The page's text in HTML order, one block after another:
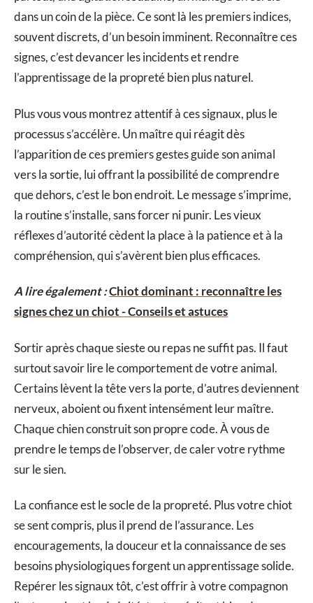
dans un coin de la pièce. Ce sont là les premiers indices,
souvent discrets, d’un besoin imminent. Reconnaître ces
signes, c’est devancer les incidents et rendre
l’apprentissage de la propreté bien plus naturel.
Plus vous vous montrez attentif à ces signaux, plus le
processus s’accélère. Un maître qui réagit dès
l’apparition de ces premiers gestes guide son animal
vers la sortie, lui offrant la possibilité de comprendre
que dehors, c’est le bon endroit. Le message s’imprime,
la routine s’installe, sans forcer ni punir. Les vieux
réflexes d’autorité cèdent la place à la patience et à la
compréhension, qui s’avèrent bien plus efficaces.
A lire également :Chiot dominant : reconnaître les
signes chez un chiot - Conseils et astuces
Sortir après chaque sieste ou repas ne suffit pas. Il faut
surtout savoir lire le comportement de votre animal.
Certains lèvent la tête vers la porte, d’autres deviennent
nerveux, aboient ou fixent intensément leur maître.
Chaque chien construit son propre code. À vous de
prendre le temps de l’observer, de caler votre rythme
sur le sien.
La confiance est le socle de la propreté. Plus votre chiot
se sent compris, plus il prend de l’assurance. Les
encouragements, la douceur et la connaissance de ses
besoins physiologiques forgent un apprentissage solide.
Repérer les signaux tôt, c’est offrir à votre compagnon